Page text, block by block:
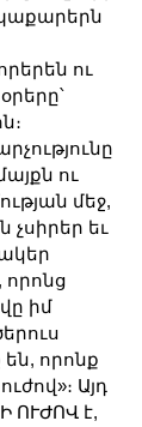
ու
ու
մեջ,
չսիրեր եւ
որոնց
իմ
որոնք
Այդ
ՈՒԺՈՎ է,